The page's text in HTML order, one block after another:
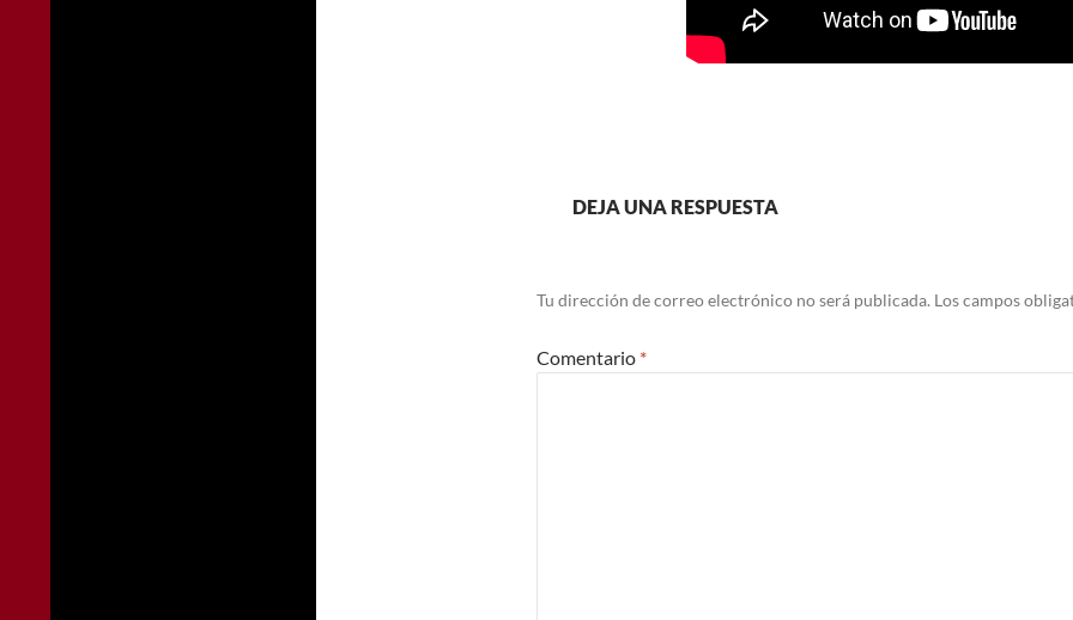
DEJA UNA RESPUESTA
Tu dirección de correo electrónico no será publicada. Los campos
Comentario *